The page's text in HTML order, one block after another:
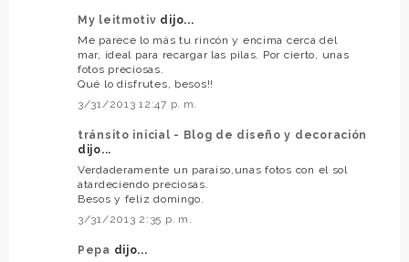
My leitmotiv dijo...
Me parece lo más tu rincón y encima cerca del
mar, ideal para recargar las pilas. Por cierto, unas
fotos preciosas.
Qué lo disfrutes, besos!!
3/31/2013 12:47 p. m.
tránsito inicial - Blog de diseño y decoración
dijo...
Verdaderamente un paraíso,unas fotos con el sol
atardeciendo preciosas.
Besos y feliz domingo.
3/31/2013 2:35 p. m.
Pepa dijo...